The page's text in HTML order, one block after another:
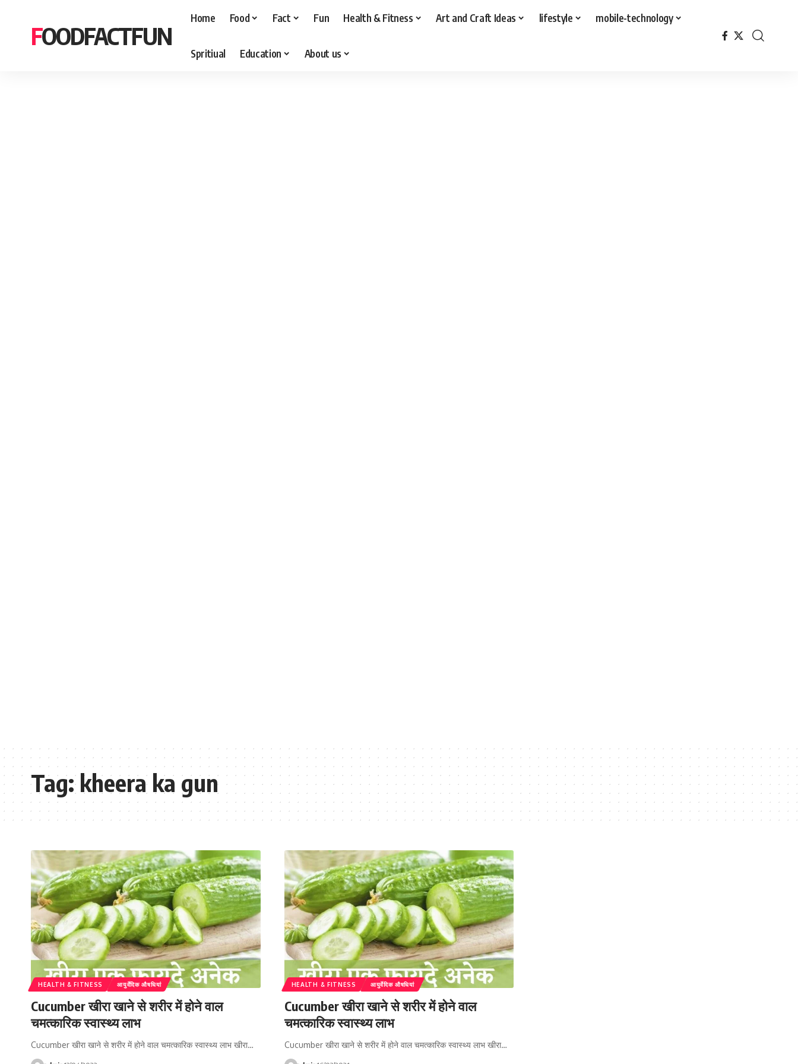
FOODFACTFUN
Home Food Fact Fun Health & Fitness Art and Craft Ideas lifestyle mobile-technology
Spritiual Education About us
Tag:kheera ka gun
HEALTH & FITNESS आयुर्वेदिक औषधियां
Cucumber खीरा खाने से शरीर में होने वाल
चमत्कारिक स्वास्थ्य लाभ
Cucumber खीरा खाने से शरीर में होने वाल चमत्कारिक स्वास्थ्य लाभ खीरा…
HEALTH & FITNESS आयुर्वेदिक औषधियां
Cucumber खीरा खाने से शरीर में होने वाल
चमत्कारिक स्वास्थ्य लाभ
Cucumber खीरा खाने से शरीर में होने वाल चमत्कारिक स्वास्थ्य लाभ खीरा…